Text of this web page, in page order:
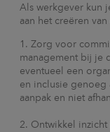
Als werkgever kun
aan het creëren
Zorg voor
management bij je
eventueel een
en inclusie genoeg
aanpak en niet
Ontwikkel